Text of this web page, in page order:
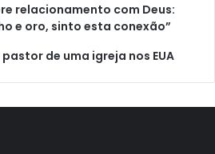
relacionamento com Deus:
e oro, sinto esta conexão”
de uma igreja nos EUA